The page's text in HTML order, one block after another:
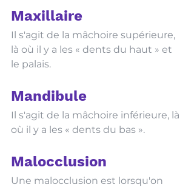
Maxillaire
Il s'agit de la mâchoire supérieure,
là où il y a les « dents du haut » et
le palais.
Mandibule
Il s'agit de la mâchoire inférieure, là
où il y a les « dents du bas ».
Malocclusion
Une malocclusion est lorsqu'on